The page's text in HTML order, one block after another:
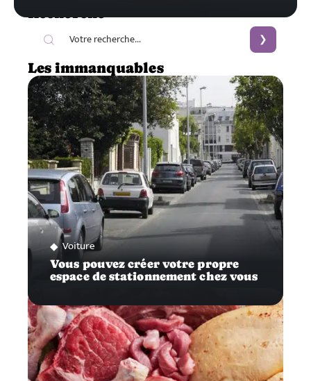
Recherche
Les immanquables
Voiture
Vous pouvez créer votre propre
espace de stationnement chez vous